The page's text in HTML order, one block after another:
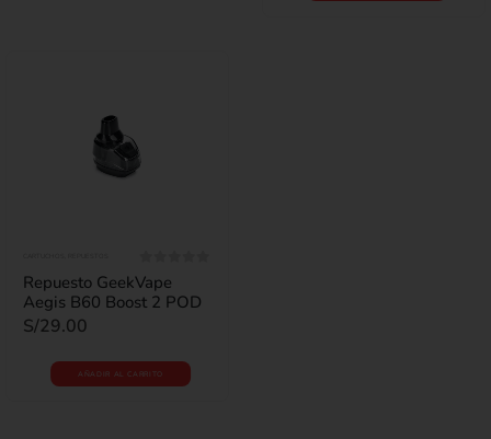
0
Repuesto GeekVape
Aegis B60 Boost 2 POD
S/29.00
AÑADIR AL CARRITO